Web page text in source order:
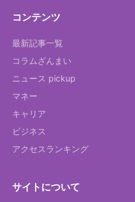
コンテンツ
最新記事一覧
コラムざんまい
ニュース pickup
マネー
キャリア
ビジネス
アクセスランキング
サイトについて